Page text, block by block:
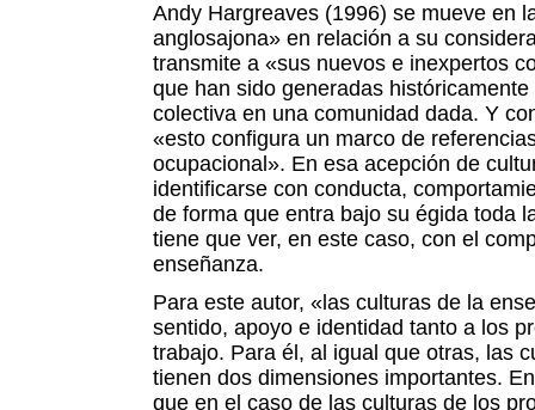
Andy Hargreaves (1996) se mueve en
anglosajona» en relación a su
transmite a «sus nuevos e inexpertos
que han sido generadas
colectiva en una comunidad dada. Y
«esto configura un marco de
ocupacional». En esa acepción de
identificarse con conducta,
de forma que entra bajo su égida toda
tiene que ver, en este caso, con el
enseñanza.
Para este autor, «las culturas de la
sentido, apoyo e identidad tanto a los
trabajo. Para él, al igual que otras, las
tienen dos dimensiones importantes.
que en el caso de las culturas de los